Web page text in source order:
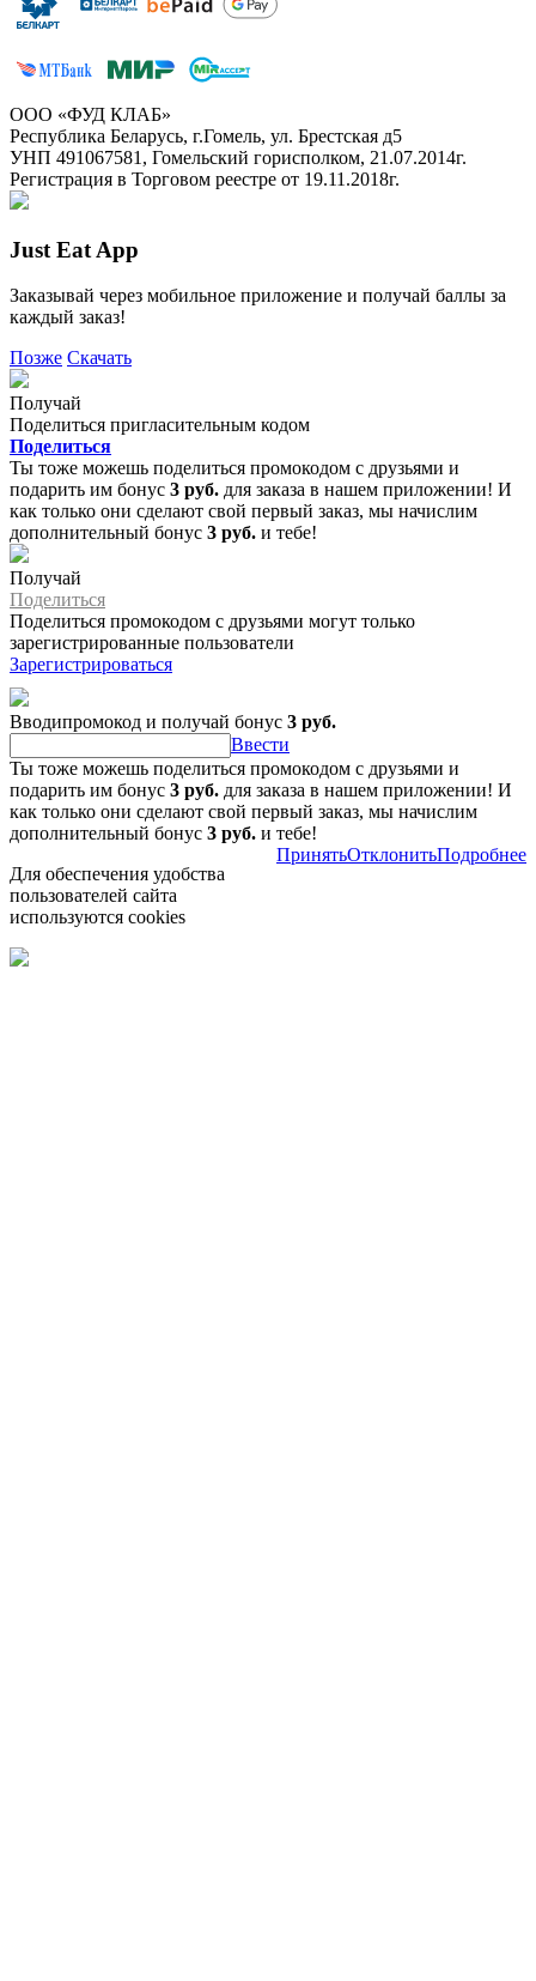
ООО «ФУД КЛАБ»
Республика Беларусь, г.Гомель, ул. Брестская д5
УНП 491067581, Гомельский горисполком, 21.07.2014г.
Регистрация в Торговом реестре от 19.11.2018г.
Just Eat App
Заказывай через мобильное приложение и получай баллы за
каждый заказ!
Позже Скачать
Получай
Поделиться пригласительным кодом
Поделиться
Ты тоже можешь поделиться промокодом с друзьями и
подарить им бонус 3 руб. для заказа в нашем приложении! И
как только они сделают свой первый заказ, мы начислим
дополнительный бонус 3 руб. и тебе!
Получай
Поделиться
Поделиться промокодом с друзьями могут только
зарегистрированные пользователи
Зарегистрироваться
Вводипромокод и получай бонус 3 руб.
Ввести
Ты тоже можешь поделиться промокодом с друзьями и
подарить им бонус 3 руб. для заказа в нашем приложении! И
как только они сделают свой первый заказ, мы начислим
дополнительный бонус 3 руб. и тебе!
Для обеспечения удобства
пользователей сайта
используются cookies
ПринятьОтклонитьПодробнее